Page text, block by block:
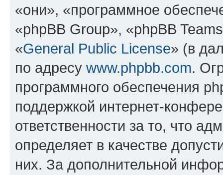
«они», «программное
«phpBB Group», «phpBB
«General Public License» (в
по адресу www.phpbb.com.
программного обеспечения
поддержкой интернет-
ответственности за то, что
определяет в качестве
них. За дополнительной